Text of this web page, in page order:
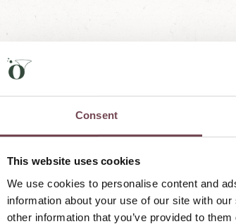
Consent
This website uses cookies
We use cookies to personalise content and
information about your use of our site with
other information that you’ve provided to
Sie können es kaum
unsere Social-Media-